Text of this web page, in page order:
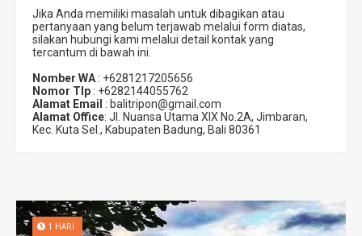
Jika Anda memiliki masalah untuk dibagikan atau
pertanyaan yang belum terjawab melalui form diatas,
silakan hubungi kami melalui detail kontak yang
tercantum di bawah ini.
Nomber WA : +6281217205656
Nomor Tlp : +6282144055762
Alamat Email : balitripon@gmail.com
Alamat Office: Jl. Nuansa Utama XIX No.2A, Jimbaran,
Kec. Kuta Sel., Kabupaten Badung, Bali 80361
1 HARI